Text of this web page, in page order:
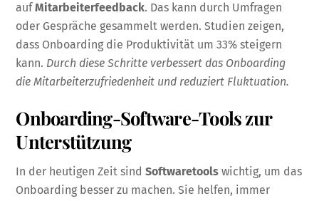
aufMitarbeiterfeedback. Das kann durch Umfragen
oder Gespräche gesammelt werden. Studien zeigen,
dass Onboarding die Produktivität um 33% steigern
kann. Durch diese Schritte verbessert das Onboarding
die Mitarbeiterzufriedenheit und reduziert Fluktuation.
Onboarding-Software-Tools zur
Unterstützung
In der heutigen Zeit sindSoftwaretools wichtig, um das
Onboarding besser zu machen. Sie helfen, immer